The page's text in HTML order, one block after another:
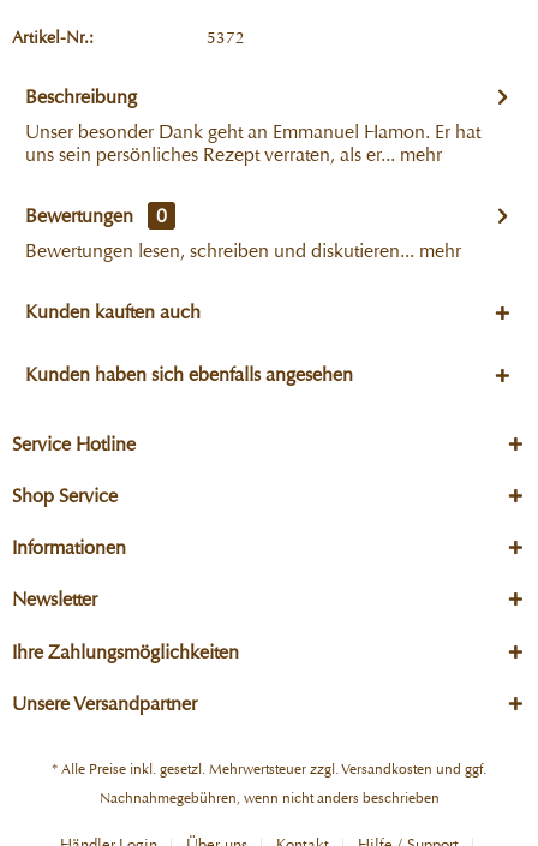
Artikel-Nr.: 5372
Beschreibung
Unser besonder Dank geht an Emmanuel Hamon. Er hat
uns sein persönliches Rezept verraten, als er... mehr
Bewertungen
0
Bewertungen lesen, schreiben und diskutieren... mehr
Kunden kauften auch
Kunden haben sich ebenfalls angesehen
Service Hotline
Shop Service
Informationen
Newsletter
Ihre Zahlungsmöglichkeiten
Unsere Versandpartner
* Alle Preise inkl. gesetzl. Mehrwertsteuer zzgl.Versandkosten und ggf.
Nachnahmegebühren, wenn nicht anders beschrieben